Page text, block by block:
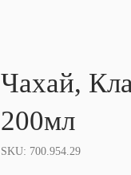
Чахай,
200мл
SKU: 700.954.29